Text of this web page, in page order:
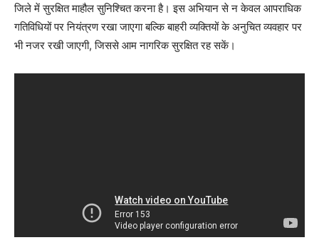
जिले में सुरक्षित माहौल सुनिश्चित करना है। इस अभियान से न केवल आपराधिक
गतिविधियों पर नियंत्रण रखा जाएगा बल्कि बाहरी व्यक्तियों के अनुचित व्यवहार पर
भी नजर रखी जाएगी, जिससे आम नागरिक सुरक्षित रह सकें।